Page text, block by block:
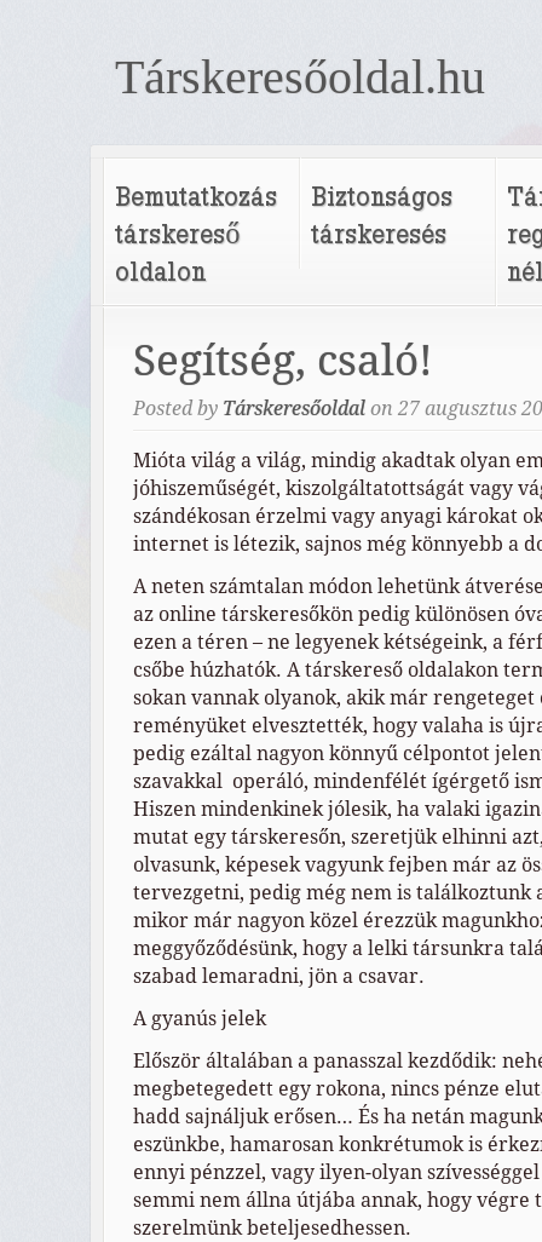
Társkeresőoldal.hu
Bemutatkozás
társkereső
oldalon
Biztonságos
társkeresés
Segítség, csaló!
Posted by Társkeresőoldal on 27 augusztus
Mióta világ a világ, mindig akadtak olyan
jóhiszeműségét, kiszolgáltatottságát vagy
szándékosan érzelmi vagy anyagi károkat
internet is létezik, sajnos még könnyebb a
A neten számtalan módon lehetünk
az online társkeresőkön pedig különösen
ezen a téren – ne legyenek kétségeink, a
csőbe húzhatók. A társkereső oldalakon
sokan vannak olyanok, akik már rengeteget
reményüket elvesztették, hogy valaha is
pedig ezáltal nagyon könnyű célpontot
szavakkal operáló, mindenfélét ígérgető
Hiszen mindenkinek jólesik, ha valaki
mutat egy társkeresőn, szeretjük elhinni
olvasunk, képesek vagyunk fejben már az
tervezgetni, pedig még nem is találkoztunk
mikor már nagyon közel érezzük
meggyőződésünk, hogy a lelki társunkra
szabad lemaradni, jön a csavar.
A gyanús jelek
Először általában a panasszal kezdődik:
megbetegedett egy rokona, nincs pénze
hadd sajnáljuk erősen… És ha netán
eszünkbe, hamarosan konkrétumok is
ennyi pénzzel, vagy ilyen-olyan
semmi nem állna útjába annak, hogy végre
szerelmünk beteljesedhessen.